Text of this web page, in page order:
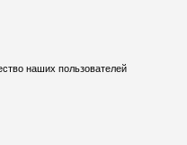
наших пользователей